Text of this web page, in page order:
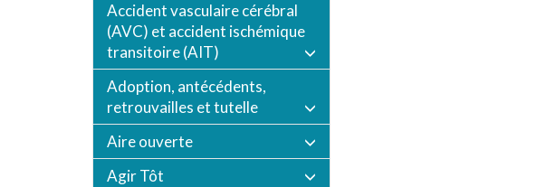
Accident vasculaire cérébral
(AVC) et accident ischémique
transitoire (AIT)
Adoption, antécédents,
retrouvailles et tutelle
Aire ouverte
Agir Tôt